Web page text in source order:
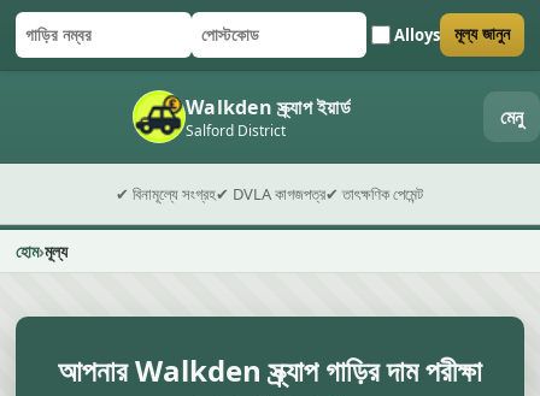
গাড়ির নম্বর
পোস্টকোড Alloys
ফর্ম জমা দিন মূল্য জানুন
Walkden স্ক্র্যাপ ইয়ার্ড
Salford District মেনু
✔ বিনামূল্যে সংগ্রহ✔ DVLA কাগজপত্র✔ তাৎক্ষণিক পেমেন্ট
হোম মূল্য
আপনার Walkden স্ক্র্যাপ গাড়ির দাম পরীক্ষা